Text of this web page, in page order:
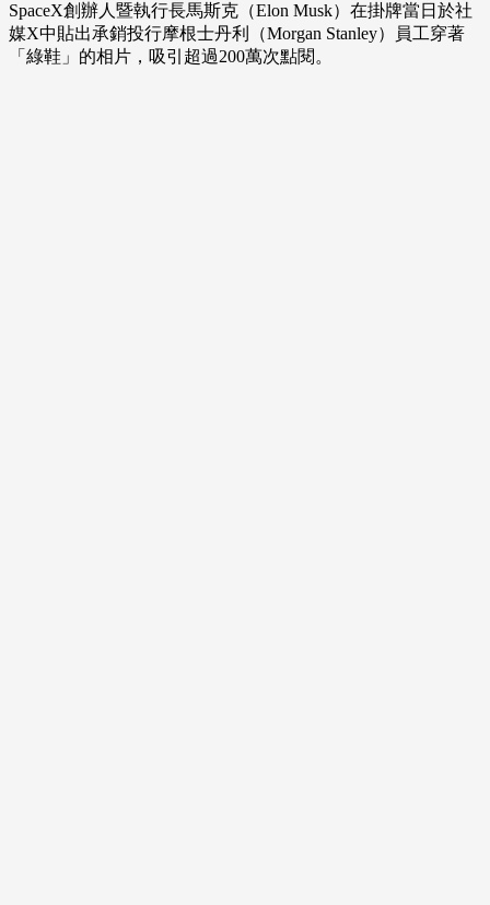
SpaceX創辦人暨執行長馬斯克（Elon Musk）在掛牌當日於社
媒X中貼出承銷投行摩根士丹利（Morgan Stanley）員工穿著
「綠鞋」的相片，吸引超過200萬次點閱。